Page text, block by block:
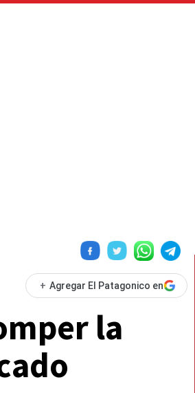
+ Agregar El Patagonico en
la